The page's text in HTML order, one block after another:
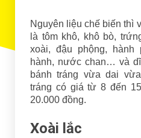
Nguyên liệu chế biến thì
là tôm khô, khô bò,
xoài, đậu phộng,
hành, nước chan… và
bánh tráng vừa dai
tráng có giá từ 8 đến
20.000 đồng.
Xoài lắc